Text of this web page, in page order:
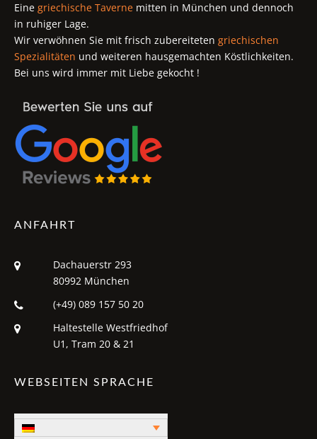
Eine griechische Taverne mitten in München und dennoch
in ruhiger Lage.
Wir verwöhnen Sie mit frisch zubereiteten griechischen
Spezialitäten und weiteren hausgemachten Köstlichkeiten.
Bei uns wird immer mit Liebe gekocht !
ANFAHRT
Dachauerstr 293
80992 München
(+49) 089 157 50 20
Haltestelle Westfriedhof
U1, Tram 20 & 21
WEBSEITEN SPRACHE